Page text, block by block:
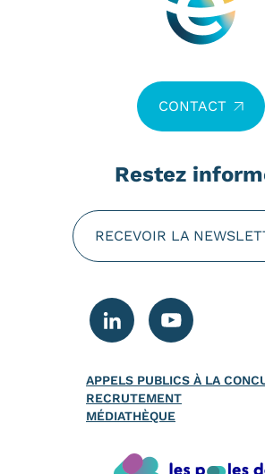
CONTACT
Restez
RECEVOIR LA
APPELS PUBLICS À LA
RECRUTEMENT
MÉDIATHÈQUE